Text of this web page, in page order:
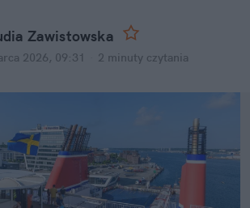
Zawistowska
2026, 09:31 2 minuty czytania